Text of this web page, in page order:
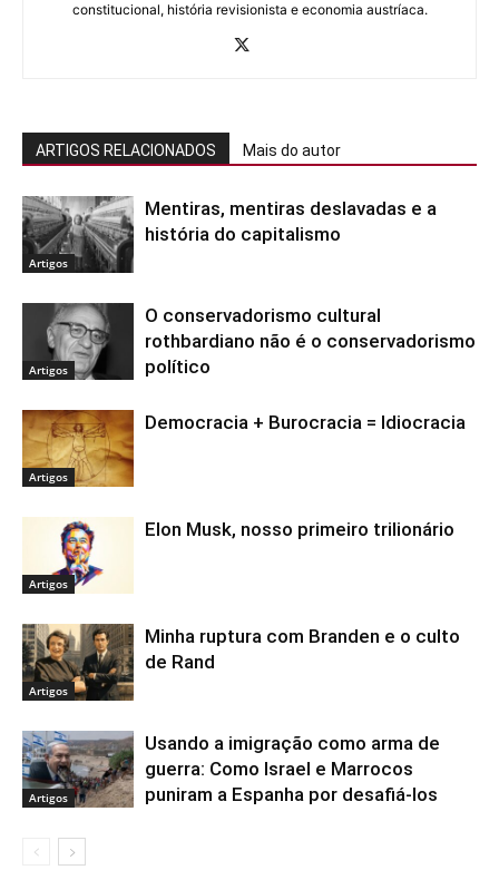
constitucional, história revisionista e economia austríaca.
ARTIGOS RELACIONADOS Mais do autor
Artigos
Mentiras, mentiras deslavadas e a
história do capitalismo
Artigos
O conservadorismo cultural
rothbardiano não é o conservadorismo
político
Artigos
Democracia + Burocracia = Idiocracia
Artigos
Elon Musk, nosso primeiro trilionário
Artigos
Minha ruptura com Branden e o culto
de Rand
Artigos
Usando a imigração como arma de
guerra: Como Israel e Marrocos
puniram a Espanha por desafiá-los